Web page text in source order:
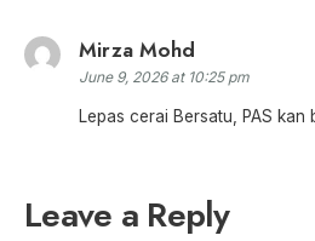
Mirza Mohd
June 9, 2026 at 10:25 pm
Lepas cerai Bersatu, PAS kan
Leave a Reply